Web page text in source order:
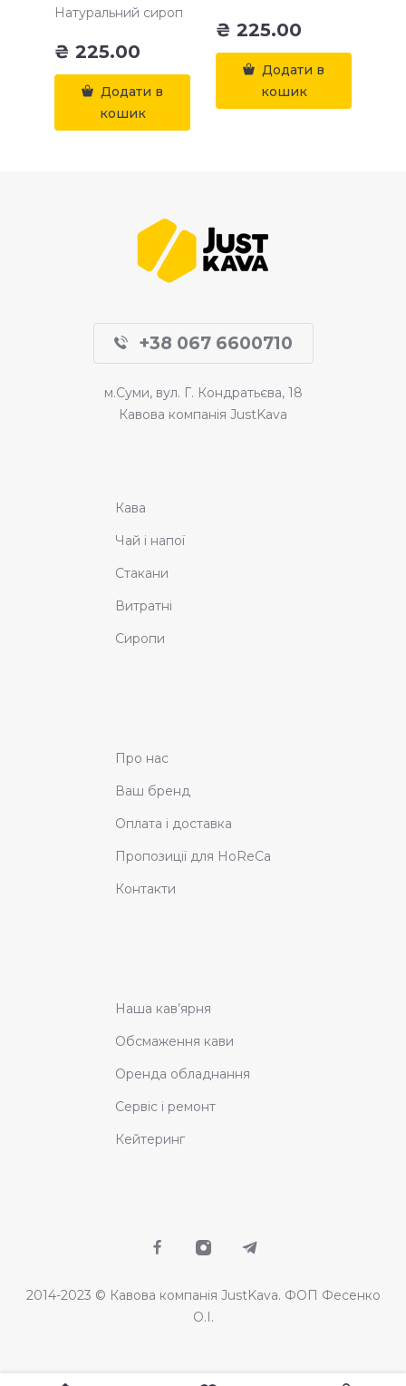
Натуральний сироп
₴ 225.00
Додати в
кошик
₴ 225.00
Додати в
кошик
+38 067 6600710
м.Суми, вул. Г. Кондратьєва, 18
Кавова компанія JustKava
Кава
Чай і напої
Стакани
Витратні
Сиропи
Про нас
Ваш бренд
Оплата і доставка
Пропозиції для HoReCa
Контакти
Наша кав’ярня
Обсмаження кави
Оренда обладнання
Сервіс і ремонт
Кейтеринг
2014-2023 © Кавова компанія JustKava. ФОП Фесенко
О.І.